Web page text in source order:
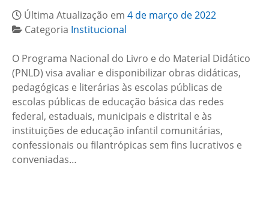
Última Atualização em 4 de março de 2022
Categoria Institucional
O Programa Nacional do Livro e do Material Didático
(PNLD) visa avaliar e disponibilizar obras didáticas,
pedagógicas e literárias às escolas públicas de
escolas públicas de educação básica das redes
federal, estaduais, municipais e distrital e às
instituições de educação infantil comunitárias,
confessionais ou filantrópicas sem fins lucrativos e
conveniadas…